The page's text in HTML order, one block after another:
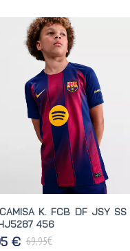
K. FCB DF JSY SS
456
€ 69,95€